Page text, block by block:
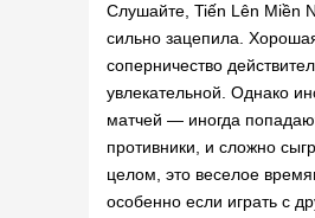
Слушайте, Tiến Lên Miền
сильно зацепила.
соперничество
увлекательной. Однако
матчей — иногда
противники, и сложно
целом, это веселое
особенно если играть с